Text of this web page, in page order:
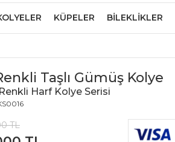
KÜPELER BILEKLIKLER
Taşlı Gümüş Kolye
Harf Kolye Serisi
TL